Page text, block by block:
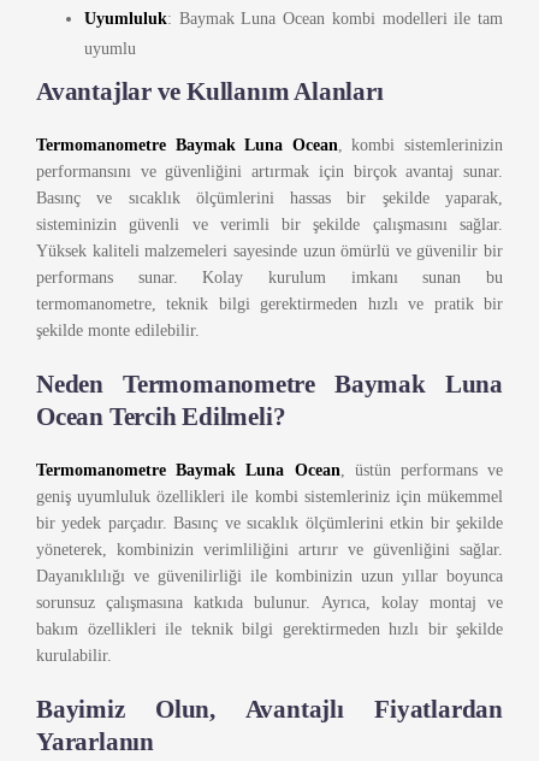
Uyumluluk: Baymak Luna Ocean kombi modelleri ile tam
uyumlu
Avantajlar ve Kullanım Alanları
Termomanometre Baymak Luna Ocean, kombi sistemlerinizin
performansını ve güvenliğini artırmak için birçok avantaj sunar.
Basınç ve sıcaklık ölçümlerini hassas bir şekilde yaparak,
sisteminizin güvenli ve verimli bir şekilde çalışmasını sağlar.
Yüksek kaliteli malzemeleri sayesinde uzun ömürlü ve güvenilir bir
performans sunar. Kolay kurulum imkanı sunan bu
termomanometre, teknik bilgi gerektirmeden hızlı ve pratik bir
şekilde monte edilebilir.
Neden Termomanometre Baymak Luna
Ocean Tercih Edilmeli?
Termomanometre Baymak Luna Ocean, üstün performans ve
geniş uyumluluk özellikleri ile kombi sistemleriniz için mükemmel
bir yedek parçadır. Basınç ve sıcaklık ölçümlerini etkin bir şekilde
yöneterek, kombinizin verimliliğini artırır ve güvenliğini sağlar.
Dayanıklılığı ve güvenilirliği ile kombinizin uzun yıllar boyunca
sorunsuz çalışmasına katkıda bulunur. Ayrıca, kolay montaj ve
bakım özellikleri ile teknik bilgi gerektirmeden hızlı bir şekilde
kurulabilir.
Bayimiz Olun, Avantajlı Fiyatlardan
Yararlanın